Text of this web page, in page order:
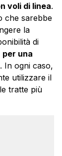
voli di linea.
che sarebbe
la
di
per una
. In ogni caso,
utilizzare il
tratte più